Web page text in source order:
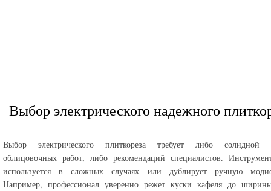
Выбор электрического надежного
Выбор электрического плиткореза требует либо солидной
облицовочных работ, либо рекомендаций специалистов.
используется в сложных случаях или дублирует ручную
Например, профессионал уверенно режет куски кафеля до